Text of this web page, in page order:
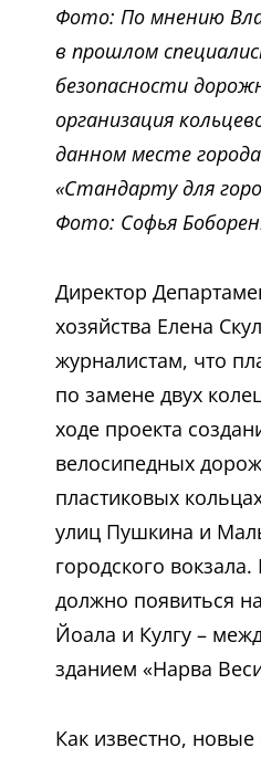
Фото: По мнению
в прошлом
безопасности
организация
данном месте
«Стандарту для
Фото: Софья
Директор
хозяйства Елена
журналистам, что
по замене двух
ходе проекта
велосипедных
пластиковых
улиц Пушкина и
городского
должно появиться
Йоала и Кулгу –
зданием «Нарва
Как известно,